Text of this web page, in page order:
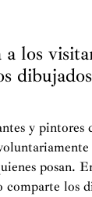
los
y pintores
posan.
los